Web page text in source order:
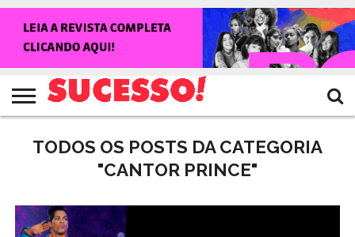
NOTÍCIAS
SHOWS
ENTREVISTAS
CLIQUES
RANKING
CROWLEY
TV
SUCESSO!
REVISTA
SUCESSO!
TODOS OS POSTS DA CATEGORIA
"CANTOR PRINCE"